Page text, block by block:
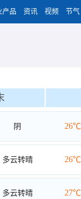
产品 资讯 视频 节气
阴 26℃
多云转晴 26℃
多云转晴 27℃